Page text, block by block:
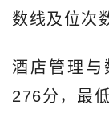
数线及位次
酒店管理与
276分，最